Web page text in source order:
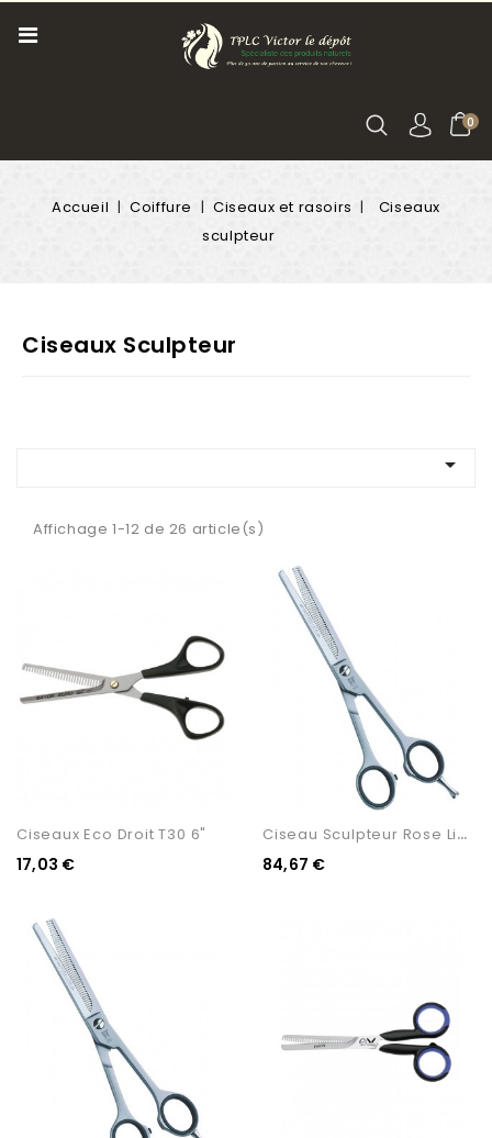
0
Accueil Coiffure Ciseaux et rasoirs
Ciseaux
sculpteur
Ciseaux Sculpteur

Affichage 1-12 de 26 article(s)
Ciseaux Eco Droit T30 6"
17,03 €
C
Iseau Sculpteur Rose Line...
84,67 €